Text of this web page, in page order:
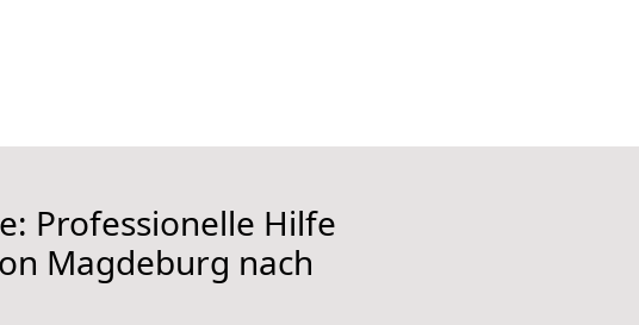
Professionelle Hilfe
Magdeburg nach